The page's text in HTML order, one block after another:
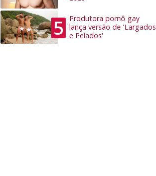
5
Produtora pornô gay
lança versão de 'Largados
e Pelados'